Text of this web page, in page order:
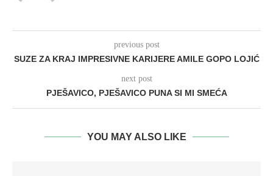
previous post
SUZE ZA KRAJ IMPRESIVNE KARIJERE AMILE GOPO LOJIĆ
next post
PJEŠAVICO, PJEŠAVICO PUNA SI MI SMEĆA
YOU MAY ALSO LIKE